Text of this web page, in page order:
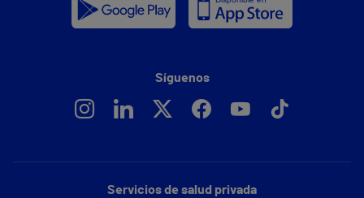
Servicios de salud privada
Síguenos